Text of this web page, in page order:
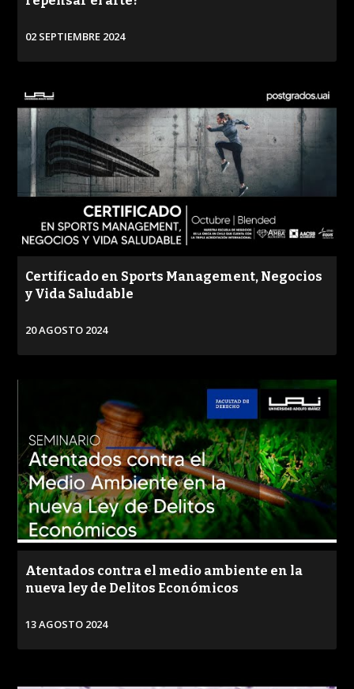
02 SEPTIEMBRE 2024
Certificado en Sports Management, Negocios
y Vida Saludable
20 AGOSTO 2024
Atentados contra el medio ambiente en la
nueva ley de Delitos Económicos
13 AGOSTO 2024